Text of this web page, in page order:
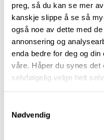
preg, så du kan se mer
kanskje slippe å se så
også noe av dette med
annonsering og
enda bedre for deg og
våre. Håper du synes det
selvfølgelig velge helt
Nødvendig
Produktinformasjon
ÆDELGRÅ Mørk er en
en kjølig og nøytral
kle alt fra hus med en
til hytter i tradisjonell
forsterkes av de rette
skyggen. Dobbelfals